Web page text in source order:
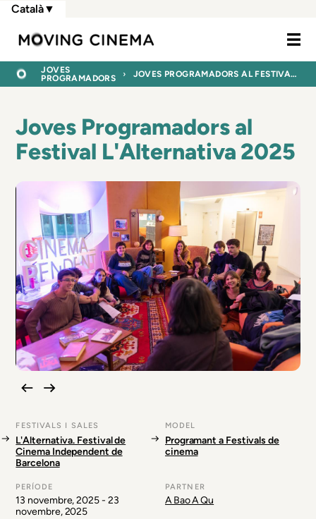
Vés
contingut
Moving
Català▼
FIL
D'ARIADNA
INICIJOVES
PROGRAMADORS
JOVES PROGRAMADORS AL FESTIVAL L'ALTERNATIVA 2025
Joves Programadors al
Festival L'Alternativa 2025
FESTIVALS I SALES
L'Alternativa. Festival de
Cinema Independent de
Barcelona
MODEL
Programant a Festivals de
cinema
PERÍODE
13 novembre, 2025- 23
novembre, 2025
PARTNER
A Bao A Qu